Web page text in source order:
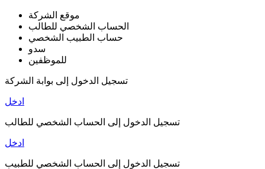
موقع الشركة
الحساب الشخصي للطالب
حساب الطبيب الشخصي
سدو
للموظفين
تسجيل الدخول إلى بوابة الشركة
ادخل
تسجيل الدخول إلى الحساب الشخصي للطالب
ادخل
تسجيل الدخول إلى الحساب الشخصي للطبيب